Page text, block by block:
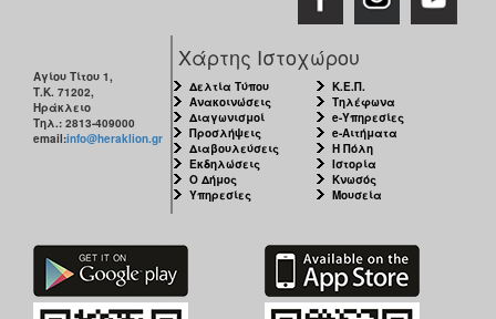
ΑΝΘΕΚΤΙΚΗ
ΠΟΛΗ
Αγίου Τίτου 1,
Τ.Κ. 71202,
Ηράκλειο
Τηλ.: 2813-409000
email:info@heraklion.gr
Χάρτης Ιστοχώρου
Δελτία Τύπου
Ανακοινώσεις
Διαγωνισμοί
Προσλήψεις
Διαβουλεύσεις
Εκδηλώσεις
Ο Δήμος
Υπηρεσίες
Κ.Ε.Π.
Τηλέφωνα
e-Υπηρεσίες
e-Αιτήματα
Η Πόλη
Ιστορία
Κνωσός
Μουσεία